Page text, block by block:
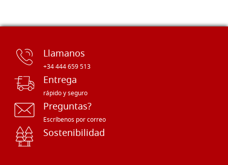
Llamanos
+34 444 659 513
Entrega
rápido y seguro
Preguntas?
Escríbenos por correo
Sostenibilidad